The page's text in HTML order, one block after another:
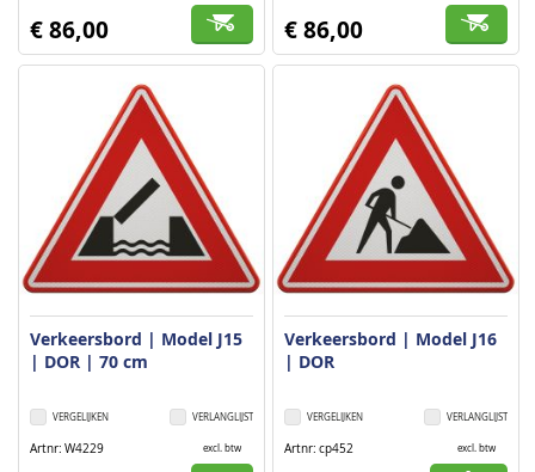
€ 86,00 € 86,00
Verkeersbord | Model J15
| DOR | 70 cm
VERLANGLIJST
VERGELIJKEN
Artnr W4229 excl. btw
Verkeersbord | Model J16
| DOR
VERLANGLIJST
VERGELIJKEN
Artnr cp452 excl. btw